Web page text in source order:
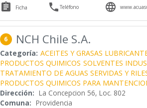
 Ficha Teléfono 
6 NCH Chile S.A.
Categoría: ACEITES Y GRASAS
PRODUCTOS QUIMICOS SOLVENTES
TRATAMIENTO DE AGUAS SERVIDAS Y
PRODUCTOS QUIMICOS PARA
Dirección: La Concepcion 56, Loc. 802
Comuna: Providencia